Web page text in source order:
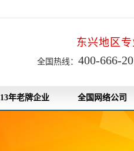
东兴地区
全国热线： 400-666-
13年老牌企业 全国网络公司